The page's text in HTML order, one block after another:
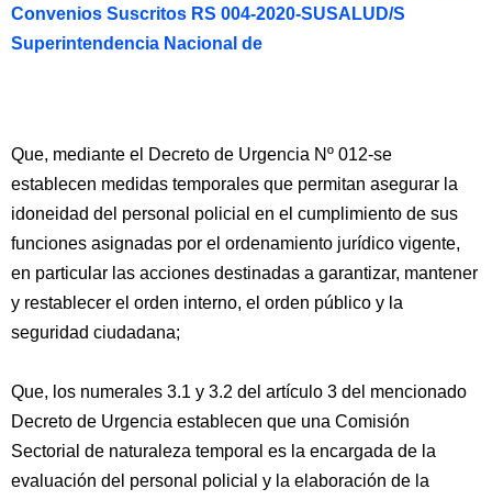
Convenios Suscritos RS 004-2020-SUSALUD/S
Superintendencia Nacional de
Que, mediante el Decreto de Urgencia Nº 012-se
establecen medidas temporales que permitan asegurar la
idoneidad del personal policial en el cumplimiento de sus
funciones asignadas por el ordenamiento jurídico vigente,
en particular las acciones destinadas a garantizar, mantener
y restablecer el orden interno, el orden público y la
seguridad ciudadana;
Que, los numerales 3.1 y 3.2 del artículo 3 del mencionado
Decreto de Urgencia establecen que una Comisión
Sectorial de naturaleza temporal es la encargada de la
evaluación del personal policial y la elaboración de la